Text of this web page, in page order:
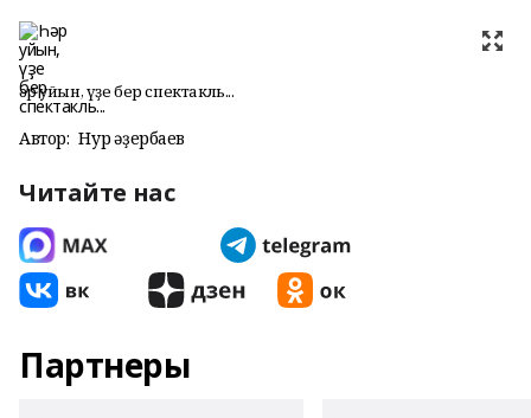
Һәр уйын, үҙе бер спектакль...
Автор: Нур Ҡәҙербаев
Читайте нас
Партнеры